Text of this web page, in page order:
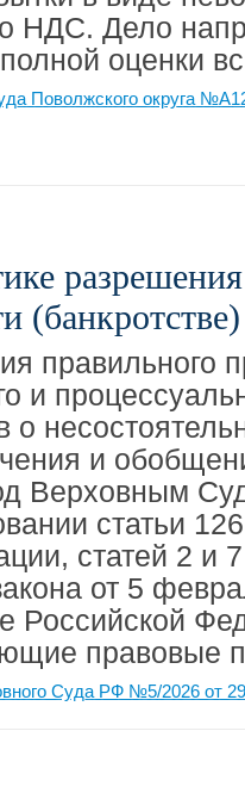
НДС. Дело
оценки
Поволжского округа
правильного
и
и
Верховным
статьи
статей 2 и
от 5
Российской
правовые
Суда РФ №5/2026 от